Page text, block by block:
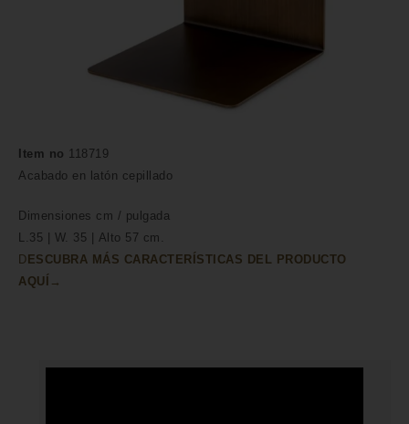
Item no 118719
Acabado en latón cepillado
Dimensiones cm / pulgada
L.35 | W. 35 | Alto 57 cm.
D ESCUBRA MÁS CARACTERÍSTICAS DEL PRODUCTO
AQUÍ→